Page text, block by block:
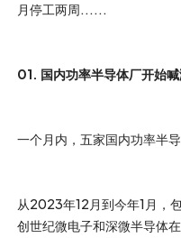
月停工两周......
01. 国内功率半导体厂开始
一个月内，五家国内功率半
从2023年12月到今年1月，
创世纪微电子和深微半导体